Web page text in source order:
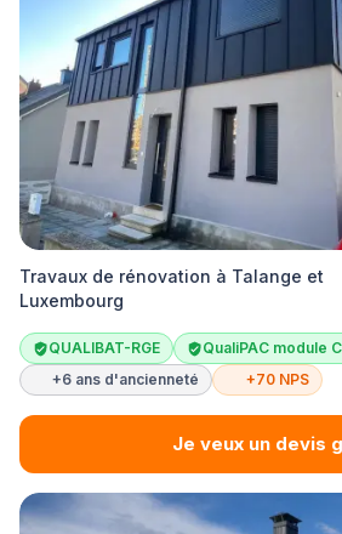
Travaux de rénovation à Talange et
Luxembourg
QUALIBAT-RGE
QualiPAC module
+6 ans d'ancienneté
+70 NPS
Je veux un devis